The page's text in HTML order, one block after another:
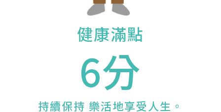
健康滿點
6分
持續保持 樂活地享受人生。